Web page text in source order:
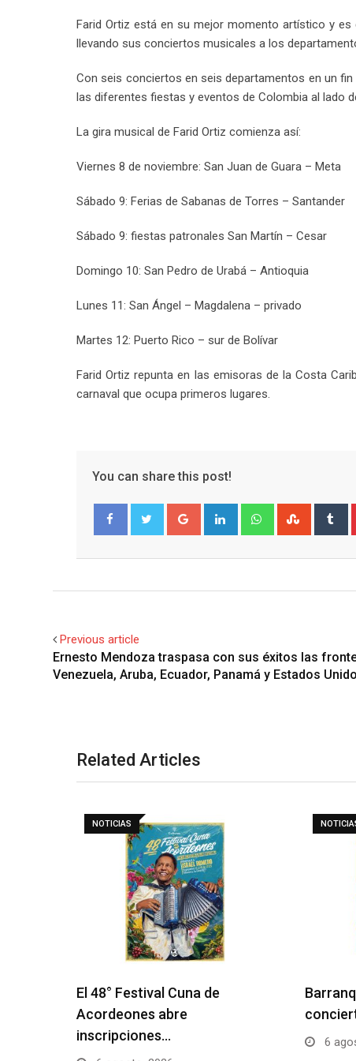
Farid Ortiz está en su mejor momento artístico y es
llevando sus conciertos musicales a los
Con seis conciertos en seis departamentos en un
las diferentes fiestas y eventos de Colombia al lado
La gira musical de Farid Ortiz comienza así:
Viernes 8 de noviembre: San Juan de Guara – Meta
Sábado 9: Ferias de Sabanas de Torres – Santander
Sábado 9: fiestas patronales San Martín – Cesar
Domingo 10: San Pedro de Urabá – Antioquia
Lunes 11: San Ángel – Magdalena – privado
Martes 12: Puerto Rico – sur de Bolívar
Farid Ortiz repunta en las emisoras de la Costa
carnaval que ocupa primeros lugares.
You can share this post!
Google+ LinkedIn Whatsapp
Previous article
Ernesto Mendoza traspasa con sus éxitos las
Venezuela, Aruba, Ecuador, Panamá y Estados
Related Articles
NOTICIAS
El 48° Festival Cuna de
Acordeones abre
inscripciones…
6